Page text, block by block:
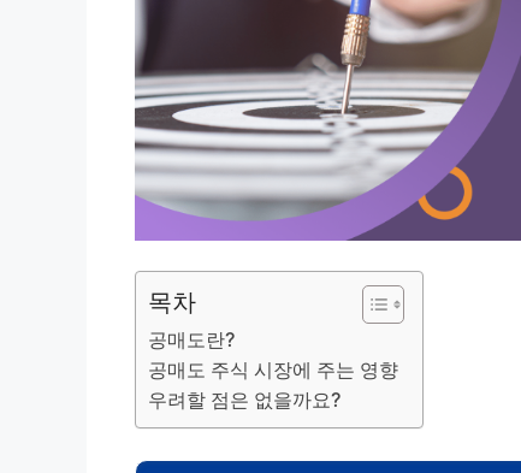
목차
공매도란?
공매도 주식 시장에 주는 영향
우려할 점은 없을까요?